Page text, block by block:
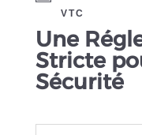
VTC
Une
Stricte
Sécurité